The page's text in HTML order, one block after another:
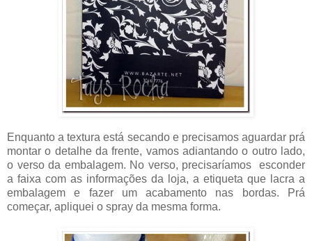
Enquanto a textura está secando e precisamos aguardar prá
montar o detalhe da frente, vamos adiantando o outro lado,
o verso da embalagem. No verso, precisaríamos esconder
a faixa com as informações da loja, a etiqueta que lacra a
embalagem e fazer um acabamento nas bordas. Prá
começar, apliquei o spray da mesma forma.